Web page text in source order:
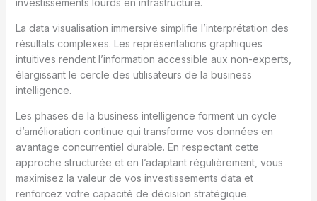
investissements lourds en infrastructure.
La data visualisation immersive simplifie l’interprétation des
résultats complexes. Les représentations graphiques
intuitives rendent l’information accessible aux non-experts,
élargissant le cercle des utilisateurs de la business
intelligence.
Les phases de la business intelligence forment un cycle
d’amélioration continue qui transforme vos données en
avantage concurrentiel durable. En respectant cette
approche structurée et en l’adaptant régulièrement, vous
maximisez la valeur de vos investissements data et
renforcez votre capacité de décision stratégique.